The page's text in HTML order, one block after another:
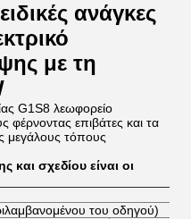
ανάγκες
με τη
G1S8 λεωφορείο
φέρνοντας επιβάτες και τα
μεγάλους τόπους
και σχεδίου είναι οι
του οδηγού)